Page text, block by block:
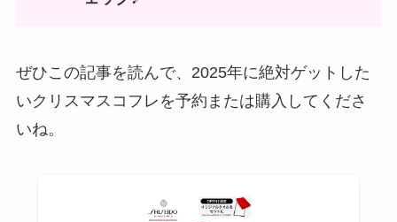
ぜひこの記事を読んで、2025年に絶対ゲットした
いクリスマスコフレを予約または購入してくださ
いね。